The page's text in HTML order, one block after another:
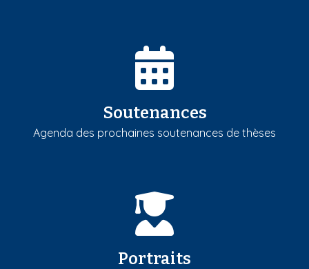
Soutenances
Agenda des prochaines soutenances de thèses
Portraits